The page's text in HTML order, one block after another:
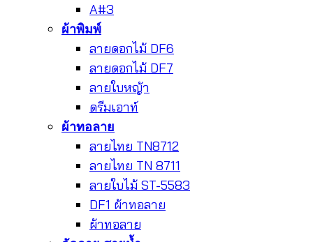
A#3
ผ้าพิมพ์
ลายดอกไม้ DF6
ลายดอกไม้ DF7
ลายใบหญ้า
ดรีมเอาท์
ผ้าทอลาย
ลายไทย TN8712
ลายไทย TN 8711
ลายใบไม้ ST-5583
DF1 ผ้าทอลาย
ผ้าทอลาย